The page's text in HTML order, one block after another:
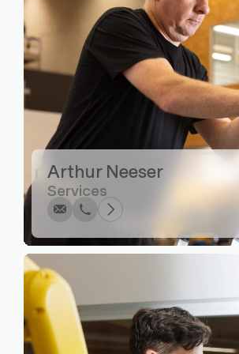
Arthur Neeser
Services
Écrire Copier
Appel Copier